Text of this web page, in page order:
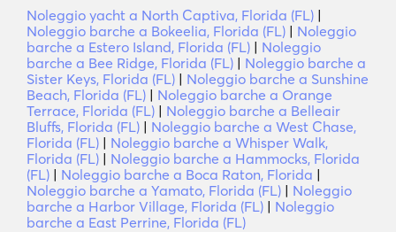
Noleggio yacht a North Captiva, Florida (FL) |
Noleggio barche a Bokeelia, Florida (FL) | Noleggio
barche a Estero Island, Florida (FL) | Noleggio
barche a Bee Ridge, Florida (FL) | Noleggio barche a
Sister Keys, Florida (FL) | Noleggio barche a Sunshine
Beach, Florida (FL) | Noleggio barche a Orange
Terrace, Florida (FL) | Noleggio barche a Belleair
Bluffs, Florida (FL) | Noleggio barche a West Chase,
Florida (FL) | Noleggio barche a Whisper Walk,
Florida (FL) | Noleggio barche a Hammocks, Florida
(FL) | Noleggio barche a Boca Raton, Florida |
Noleggio barche a Yamato, Florida (FL) | Noleggio
barche a Harbor Village, Florida (FL) | Noleggio
barche a East Perrine, Florida (FL)